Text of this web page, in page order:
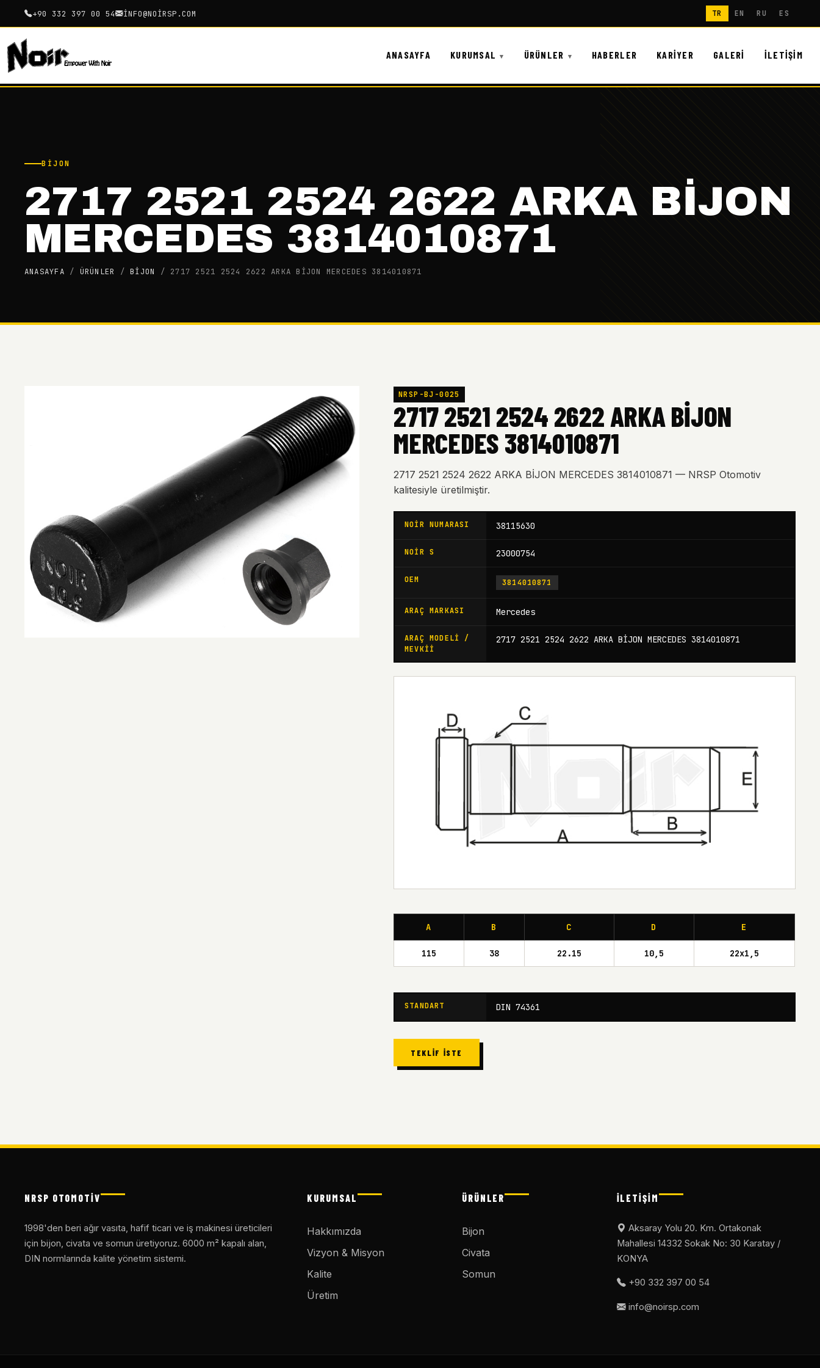
+90 332 397 00 54 INFO@NOIRSP.COM TR EN RU ES
ANASAYFA KURUMSAL ÜRÜNLER HABERLER KARIYER GALERI İLETIŞIM
BIJON
2717 2521 2524 2622 ARKA BİJON
MERCEDES 3814010871
ANASAYFA / ÜRÜNLER /BIJON / 2717 2521 2524 2622 ARKA BİJON MERCEDES 3814010871
NRSP-BJ-0025
2717 2521 2524 2622 ARKA BİJON
MERCEDES 3814010871
2717 2521 2524 2622 ARKA BİJON MERCEDES 3814010871 — NRSP Otomotiv
kalitesiyle üretilmiştir.
NOIR NUMARASI 38115630
NOIR S 23000754
OEM 3814010871
ARAÇ MARKASI Mercedes
ARAÇ MODELI /
MEVKII
2717 2521 2524 2622 ARKA BİJON MERCEDES 3814010871
A B C D E
115 38 22.15 10,5 22x1,5
STANDART DIN 74361
TEKLIF İSTE
NRSP OTOMOTİV
1998'den beri ağır vasıta, hafif ticari ve iş makinesi üreticileri
için bijon, civata ve somun üretiyoruz. 6000 m² kapalı alan,
DIN normlarında kalite yönetim sistemi.
KURUMSAL
Hakkımızda
Vizyon & Misyon
Kalite
Üretim
ÜRÜNLER
Bijon
Civata
Somun
İLETIŞIM
Aksaray Yolu 20. Km. Ortakonak
Mahallesi 14332 Sokak No: 30 Karatay /
KONYA
+90 332 397 00 54
info@noirsp.com